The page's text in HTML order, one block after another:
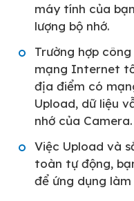
máy tính của
lượng bộ nhớ.
Trường hợp
mạng Internet
địa điểm có
Upload, dữ liệu
nhớ của Camera.
Việc Upload và
toàn tự động,
để ứng dụng